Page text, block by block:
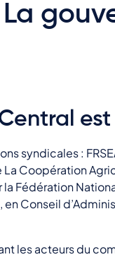
La
syndicales :
Coopération
Fédération
Conseil
les acteurs du